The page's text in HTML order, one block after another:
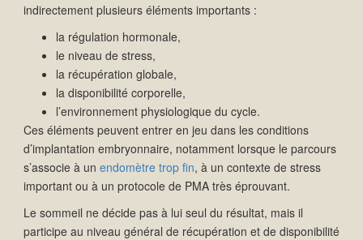
indirectement plusieurs éléments importants :
la régulation hormonale,
le niveau de stress,
la récupération globale,
la disponibilité corporelle,
l’environnement physiologique du cycle.
Ces éléments peuvent entrer en jeu dans les conditions
d’implantation embryonnaire, notamment lorsque le parcours
s’associe à un endomètre trop fin, à un contexte de stress
important ou à un protocole de PMA très éprouvant.
Le sommeil ne décide pas à lui seul du résultat, mais il
participe au niveau général de récupération et de disponibilité